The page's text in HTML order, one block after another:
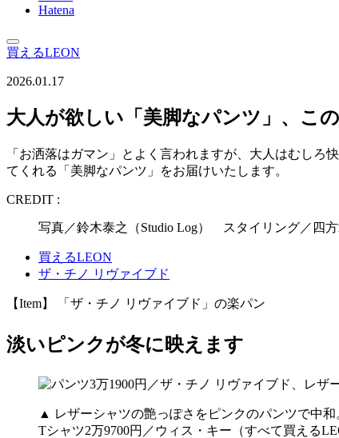
Hatena
買えるLEON
2026.01.17
大人が欲しい「美脚なパンツ」、こ
「お洒落はガマン」とよく言われますが、大人はむし
てくれる「美脚なパンツ」をお届けいたします。
CREDIT :
写真／鈴木泰之（Studio Log） スタイリング／四
買えるLEON
ザ・チノ リヴァイブド
【Item】 「ザ・チノ リヴァイブド」の楽パン
淡いピンクが冬に映えます
▲ レザーシャツの艶っぽさをピンクのパンツで中
Tシャツ2万9700円／ウィス・キー（すべて買える